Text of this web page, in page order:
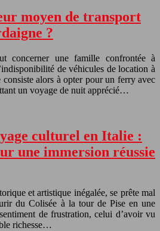
moyen de transport
?
concerner une famille confrontée à
de véhicules de location à
alors à opter pour un ferry avec
un voyage de nuit apprécié…
culturel en Italie :
une immersion réussie
et artistique inégalée, se prête mal
du Colisée à la tour de Pise en une
de frustration, celui d’avoir vu
richesse…